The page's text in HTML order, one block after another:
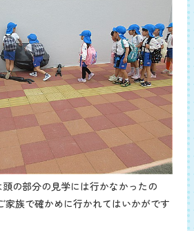
の部分の見学には行かなかったの
家族で確かめに行かれてはいかがです